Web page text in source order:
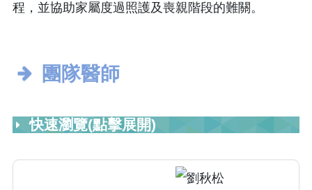
程，並協助家屬度過照護及喪親階段的難關。
團隊醫師
快速瀏覽(點擊展開)